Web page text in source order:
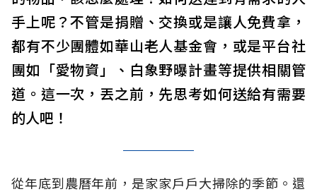
手上呢？不管是捐贈、交換或是讓人免費拿，
都有不少團體如華山老人基金會，或是平台社
團如「愛物資」、白象野曝計畫等提供相關管
道。這一次，丟之前，先思考如何送給有需要
的人吧！
從年底到農曆年前，是家家戶戶大掃除的季節。還